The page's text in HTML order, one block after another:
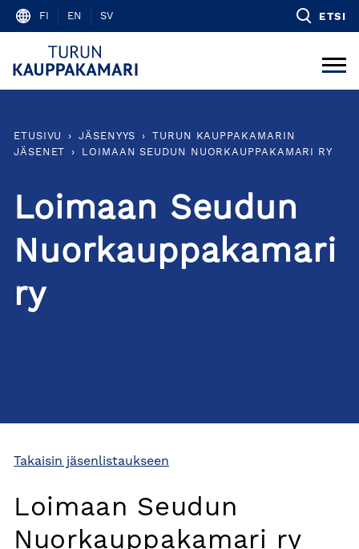
Skip
content
FI EN SV ETSI
ETUSIVU › JÄSENYYS ›
TURUN KAUPPAKAMARIN
JÄSENET
› LOIMAAN SEUDUN NUORKAUPPAKAMARI RY
Loimaan Seudun
Nuorkauppakamari
ry
Takaisin jäsenlistaukseen
Loimaan Seudun
Nuorkauppakamari ry